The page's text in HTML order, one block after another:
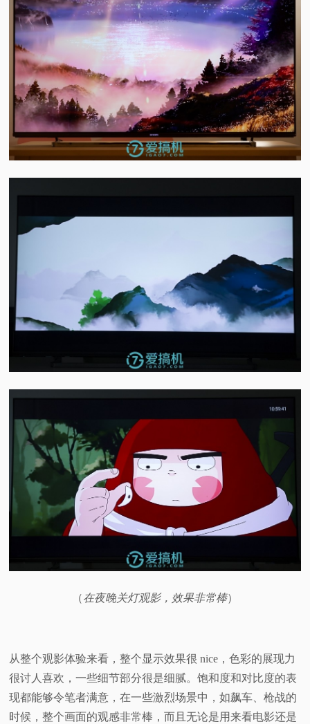
（在夜晚关灯观影，效果非常棒）
从整个观影体验来看，整个显示效果很 nice，色彩的展现力
很讨人喜欢，一些细节部分很是细腻。饱和度和对比度的表
现都能够令笔者满意，在一些激烈场景中，如飙车、枪战的
时候，整个画面的观感非常棒，而且无论是用来看电影还是